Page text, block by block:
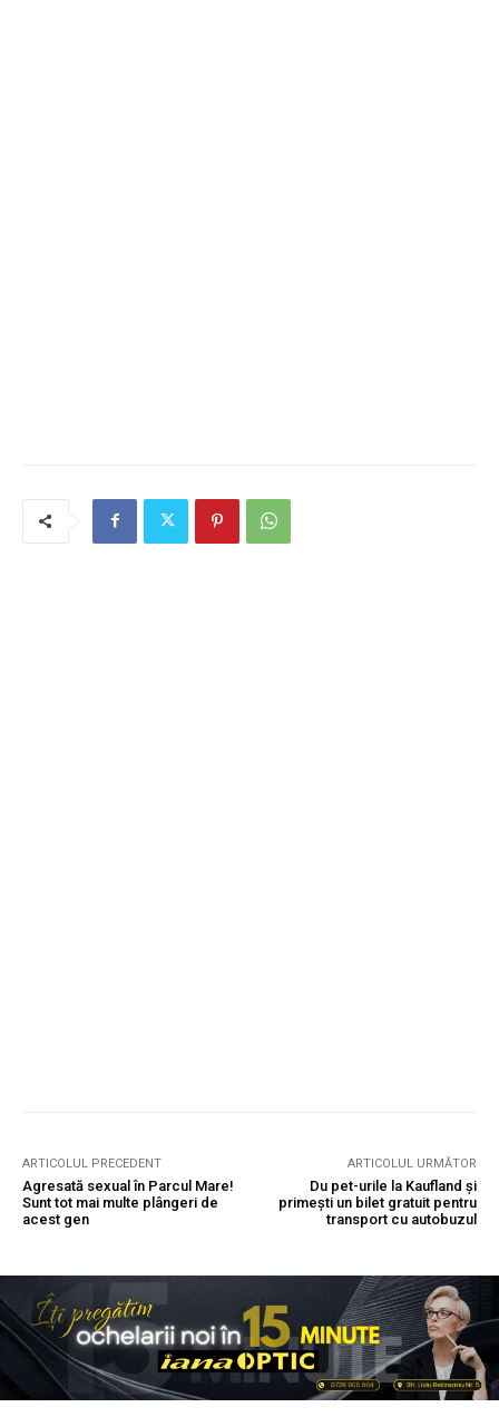
ARTICOLUL PRECEDENT
Agresată sexual în Parcul Mare!
Sunt tot mai multe plângeri de
acest gen
ARTICOLUL URMĂTOR
Du pet-urile la Kaufland și
primești un bilet gratuit pentru
transport cu autobuzul